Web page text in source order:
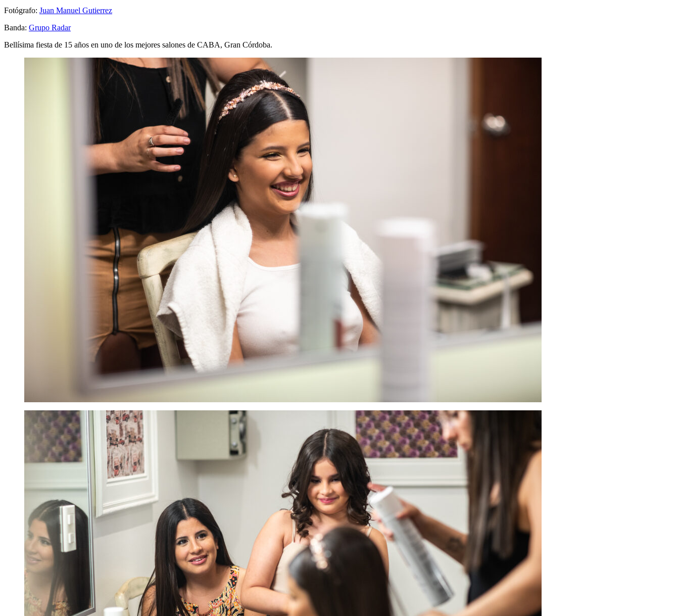
Fotógrafo: Juan Manuel Gutierrez
Banda: Grupo Radar
Bellísima fiesta de 15 años en uno de los mejores salones de CABA, Gran Córdoba.